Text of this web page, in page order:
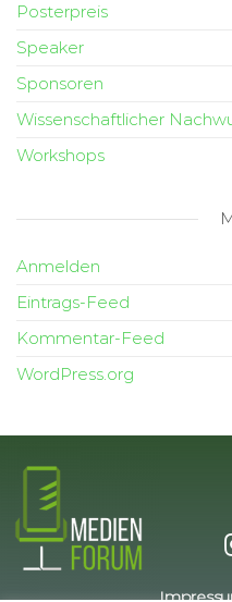
Posterpreis
Speaker
Sponsoren
Wissenschaftlicher
Workshops
Anmelden
Eintrags-Feed
Kommentar-Feed
WordPress.org